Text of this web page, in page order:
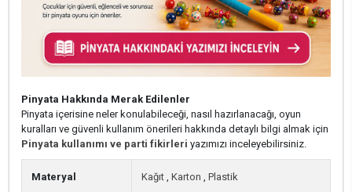
Pinyata Hakkında Merak Edilenler
Pinyata içerisine neler konulabileceği, nasıl hazırlanacağı, oyun
kuralları ve güvenli kullanım önerileri hakkında detaylı bilgi almak için
Pinyata kullanımı ve parti fikirleri yazımızı inceleyebilirsiniz.
Materyal Kağıt , Karton , Plastik